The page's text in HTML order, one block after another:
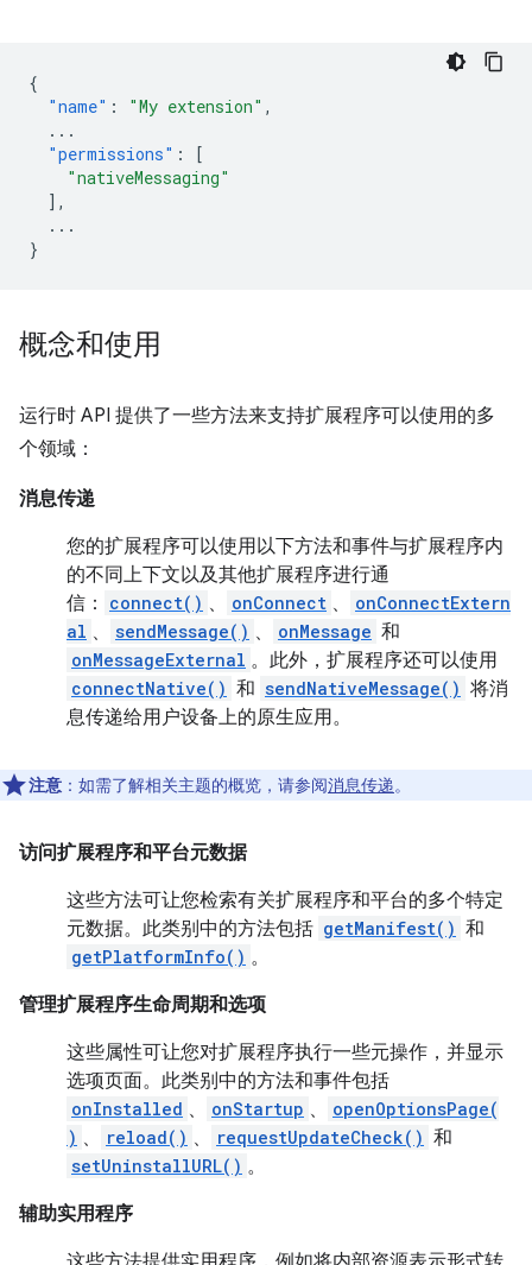
{
"name" : "My extension" ,
...
"permissions" :
[
"nativeMessaging"
],
...
}
概念和使用
运行时 API 提供了一些方法来支持扩展程序可以使用的多
个领域：
消息传递
您的扩展程序可以使用以下方法和事件与扩展程序内
的不同上下文以及其他扩展程序进行通
信：
connect() 、 onConnect 、
onConnectExtern
al 、 sendMessage() 、 onMessage 和
onMessageExternal 。此外，扩展程序还可以使用
connectNative() 和 sendNativeMessage() 将消
息传递给用户设备上的原生应用。
注意 ：如需了解相关主题的概览，请参阅消息传递。
访问扩展程序和平台元数据
这些方法可让您检索有关扩展程序和平台的多个特定
元数据。此类别中的方法包括 getManifest() 和
getPlatformInfo() 。
管理扩展程序生命周期和选项
这些属性可让您对扩展程序执行一些元操作，并显示
选项页面。此类别中的方法和事件包括
onInstalled 、 onStartup 、
openOptionsPage(
) 、 reload() 、 requestUpdateCheck() 和
setUninstallURL() 。
辅助实用程序